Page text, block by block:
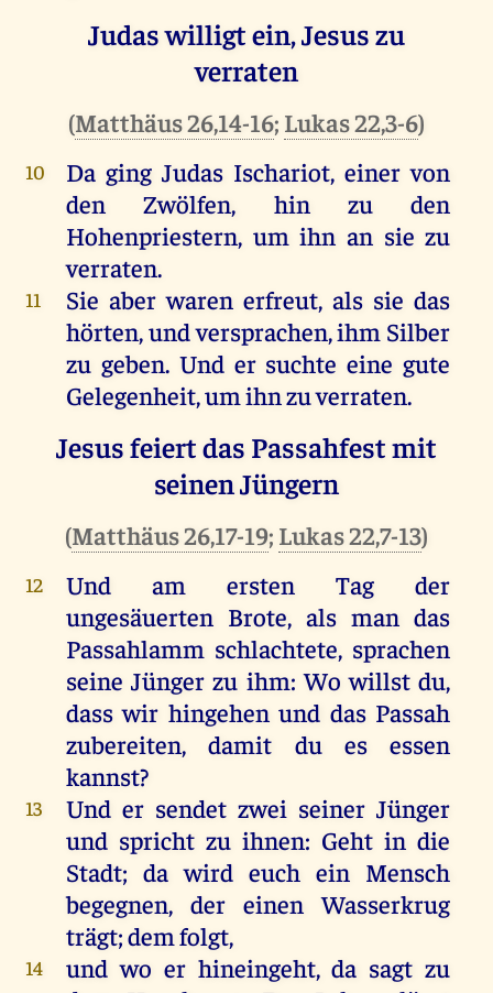
Judas willigt ein, Jesus zu
verraten
(Matthäus 26,14-16; Lukas 22,3-6)
10 Da ging Judas Ischariot,einer von
den
Zwölfen, hin zu
den
Hohenpriestern, um ihn an sie zu
verraten.
11 Sie aber waren erfreut,als sie das
hörten,undversprachen,ihm Silber
zu geben. Und er suchte eine gute
Gelegenheit,umihnzuverraten.
Jesus feiert das Passahfest mit
seinen Jüngern
(Matthäus 26,17-19; Lukas 22,7-13)
12 Und am ersten Tag
der
ungesäuerten Brote, als man das
Passahlamm schlachtete, sprachen
seine Jünger zu ihm:Wo willst du,
dasswir hingehen und dasPassah
zubereiten,damit du es
essen
kannst?
13 Und ersendetzwei seiner Jünger
und spricht zu ihnen: Geht in die
Stadt; da wird euch ein Mensch
begegnen, der einen Wasserkrug
trägt;demfolgt,
14 und wo er hineingeht,da sagt zu